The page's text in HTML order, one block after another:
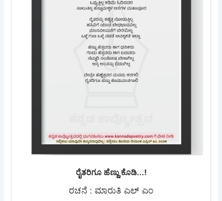
ರೈತರಿಗೂ ಹೆಣ್ಣು ಕೊಡಿ...!
ರಚನೆ : ಮಾರುತಿ ಎಲ್ ಎಂ